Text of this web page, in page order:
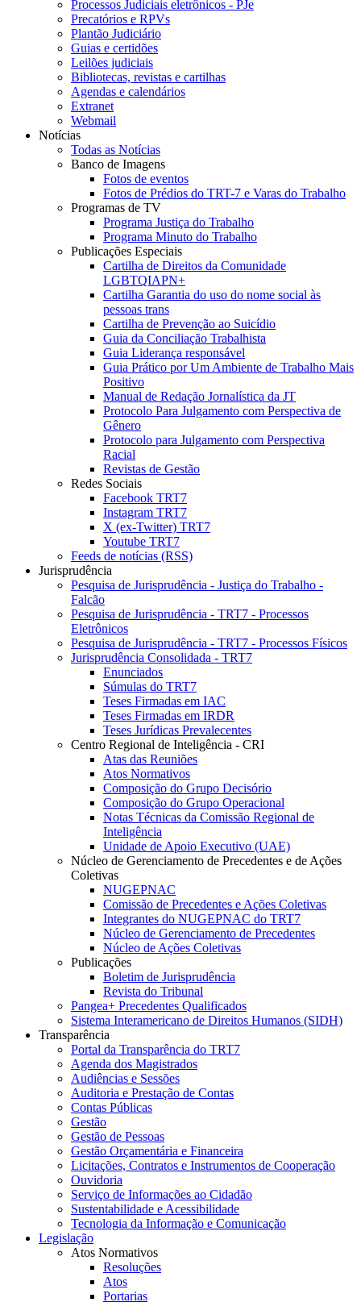
Processos Judiciais eletrônicos - PJe
Precatórios e RPVs
Plantão Judiciário
Guias e certidões
Leilões judiciais
Bibliotecas, revistas e cartilhas
Agendas e calendários
Extranet
Webmail
Notícias
Todas as Notícias
Banco de Imagens
Fotos de eventos
Fotos de Prédios do TRT-7 e Varas do Trabalho
Programas de TV
Programa Justiça do Trabalho
Programa Minuto do Trabalho
Publicações Especiais
Cartilha de Direitos da Comunidade
LGBTQIAPN+
Cartilha Garantia do uso do nome social às
pessoas trans
Cartilha de Prevenção ao Suicídio
Guia da Conciliação Trabalhista
Guia Liderança responsável
Guia Prático por Um Ambiente de Trabalho Mais
Positivo
Manual de Redação Jornalística da JT
Protocolo Para Julgamento com Perspectiva de
Gênero
Protocolo para Julgamento com Perspectiva
Racial
Revistas de Gestão
Redes Sociais
Facebook TRT7
Instagram TRT7
X (ex-Twitter) TRT7
Youtube TRT7
Feeds de notícias (RSS)
Jurisprudência
Pesquisa de Jurisprudência - Justiça do Trabalho -
Falcão
Pesquisa de Jurisprudência - TRT7 - Processos
Eletrônicos
Pesquisa de Jurisprudência - TRT7 - Processos Físicos
Jurisprudência Consolidada - TRT7
Enunciados
Súmulas do TRT7
Teses Firmadas em IAC
Teses Firmadas em IRDR
Teses Jurídicas Prevalecentes
Centro Regional de Inteligência - CRI
Atas das Reuniões
Atos Normativos
Composição do Grupo Decisório
Composição do Grupo Operacional
Notas Técnicas da Comissão Regional de
Inteligência
Unidade de Apoio Executivo (UAE)
Núcleo de Gerenciamento de Precedentes e de Ações
Coletivas
NUGEPNAC
Comissão de Precedentes e Ações Coletivas
Integrantes do NUGEPNAC do TRT7
Núcleo de Gerenciamento de Precedentes
Núcleo de Ações Coletivas
Publicações
Boletim de Jurisprudência
Revista do Tribunal
Pangea+ Precedentes Qualificados
Sistema Interamericano de Direitos Humanos (SIDH)
Transparência
Portal da Transparência do TRT7
Agenda dos Magistrados
Audiências e Sessões
Auditoria e Prestação de Contas
Contas Públicas
Gestão
Gestão de Pessoas
Gestão Orçamentária e Financeira
Licitações, Contratos e Instrumentos de Cooperação
Ouvidoria
Serviço de Informações ao Cidadão
Sustentabilidade e Acessibilidade
Tecnologia da Informação e Comunicação
Legislação
Atos Normativos
Resoluções
Atos
Portarias